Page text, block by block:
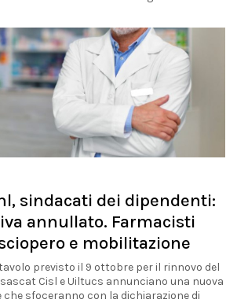
sindacati dei dipendenti:
annullato. Farmacisti
e mobilitazione
previsto il 9 ottobre per il rinnovo del
Cisl e Uiltucs annunciano una nuova
sfoceranno con la dichiarazione di